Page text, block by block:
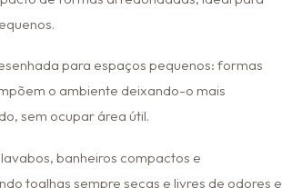
para espaços pequenos: formas
o ambiente deixando-o mais
sem ocupar área útil.
banheiros compactos e
toalhas sempre secas e livres de odores e